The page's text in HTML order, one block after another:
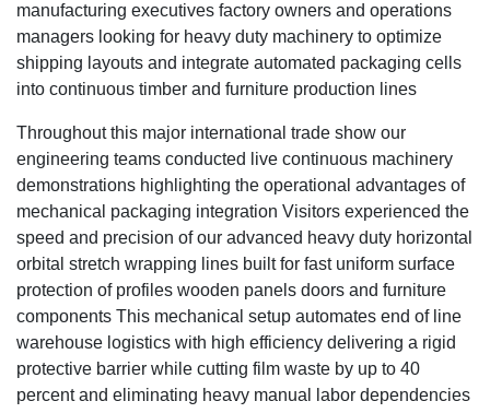
manufacturing executives factory owners and operations
managers looking for heavy duty machinery to optimize
shipping layouts and integrate automated packaging cells
into continuous timber and furniture production lines
Throughout this major international trade show our
engineering teams conducted live continuous machinery
demonstrations highlighting the operational advantages of
mechanical packaging integration Visitors experienced the
speed and precision of our advanced heavy duty horizontal
orbital stretch wrapping lines built for fast uniform surface
protection of profiles wooden panels doors and furniture
components This mechanical setup automates end of line
warehouse logistics with high efficiency delivering a rigid
protective barrier while cutting film waste by up to 40
percent and eliminating heavy manual labor dependencies